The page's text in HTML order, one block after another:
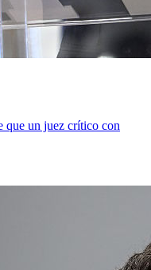
que un juez crítico con